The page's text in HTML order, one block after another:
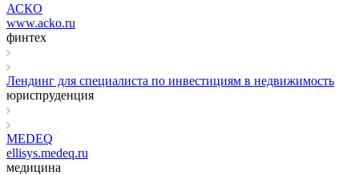
АСКО
www.acko.ru
финтех
Лендинг для специалиста по инвестициям в недвижимость
юриспруденция
MEDEQ
ellisys.medeq.ru
медицина